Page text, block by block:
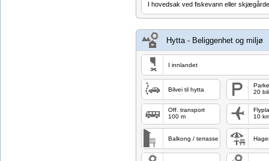
I hovedsak ved fiskevann eller
Hytta - Beliggenhet og miljø
I innlandet
Bilvei til hytta
20
Off. transport
100 m
10
Balkong / terrasse